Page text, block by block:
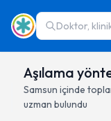
Doktor,
Aşılama
Samsun içinde
uzman bulundu